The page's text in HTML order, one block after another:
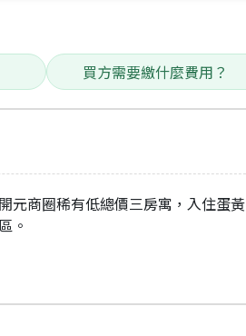
買方需要繳什麼費用？
開元商圈稀有低總價三房寓，入住蛋黃
區。